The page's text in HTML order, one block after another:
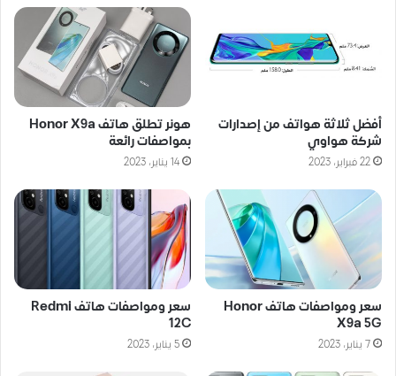
أفضل ثلاثة هواتف من إصدارات
شركة هواوي
22 فبراير، 2023
هونر تطلق هاتف Honor X9a
بمواصفات رائعة
14 يناير، 2023
سعر ومواصفات هاتف Honor
X9a 5G
7 يناير، 2023
سعر ومواصفات هاتف Redmi
12C
5 يناير، 2023